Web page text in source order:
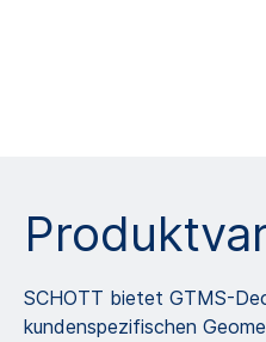
SCHOTT bietet GTMS-
kundenspezifischen